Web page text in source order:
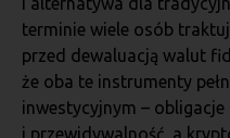
terminie wiele osób
przed dewaluacją walut
że oba te instrumenty
inwestycyjnym –
i przewidywalność, a